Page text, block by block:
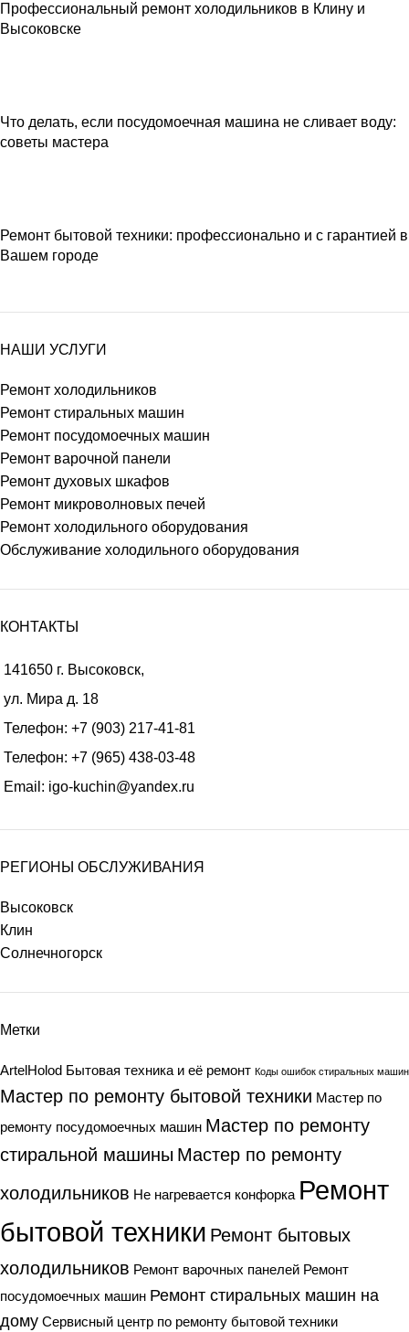
Профессиональный ремонт холодильников в Клину и
Высоковске
Что делать, если посудомоечная машина не сливает воду:
советы мастера
Ремонт бытовой техники: профессионально и с гарантией в
Вашем городе
НАШИ УСЛУГИ
Ремонт холодильников
Ремонт стиральных машин
Ремонт посудомоечных машин
Ремонт варочной панели
Ремонт духовых шкафов
Ремонт микроволновых печей
Ремонт холодильного оборудования
Обслуживание холодильного оборудования
КОНТАКТЫ
141650 г. Высоковск,
ул. Мира д. 18
Телефон: +7 (903) 217-41-81
Телефон: +7 (965) 438-03-48
Email: igo-kuchin@yandex.ru
РЕГИОНЫ ОБСЛУЖИВАНИЯ
Высоковск
Клин
Солнечногорск
Метки
ArtelHolod Бытовая техника и её ремонт Коды ошибок стиральных машин
Мастер по ремонту бытовой техники Мастер по
ремонту посудомоечных машин Мастер по ремонту
стиральной машины Мастер по ремонту
холодильников Не нагревается конфорка Ремонт
бытовой техники Ремонт бытовых
холодильников Ремонт варочных панелей Ремонт
посудомоечных машин Ремонт стиральных машин на
дому Сервисный центр по ремонту бытовой техники